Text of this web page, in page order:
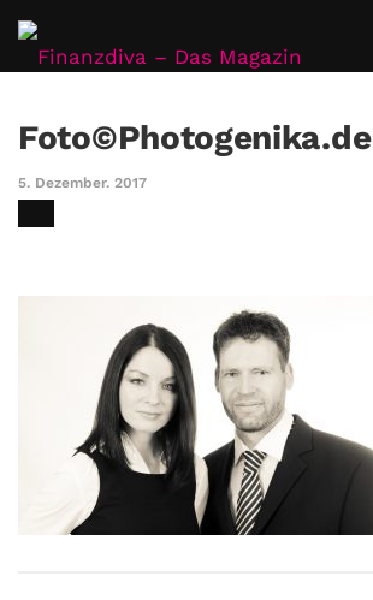
Foto©Photogenika.de
5. Dezember. 2017